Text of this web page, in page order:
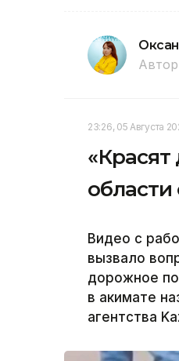
Автор
23:26, 05 Августа
«Красят
Видео с
вызвало
дорожное
в акимате
агентства